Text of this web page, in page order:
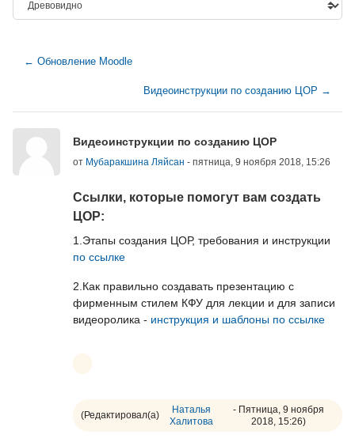
← Обновление Moodle
Видеоинструкции по созданию ЦОР →
Видеоинструкции по созданию ЦОР
от Мубаракшина Ляйсан - пятница, 9 ноября 2018, 15:26
Количество ответов: 0
Ссылки, которые помогут вам создать
ЦОР:
1.Этапы создания ЦОР, требования и инструкции
по ссылке
2.Как правильно создавать презентацию с
фирменным стилем КФУ для лекции и для записи
видеоролика - инструкция и шаблоны по ссылке
(Редактировал(а)
Наталья
Халитова
- Пятница, 9 ноября
2018, 15:26)